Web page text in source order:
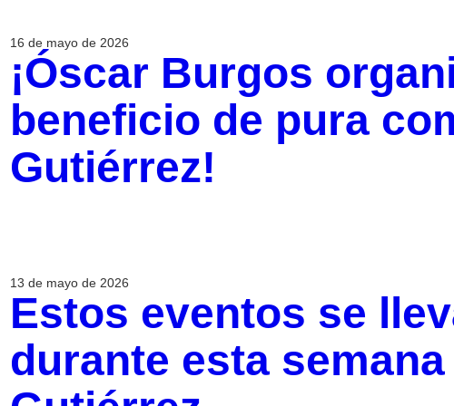
16 de mayo de 2026
¡Óscar Burgos
beneficio de pura
Gutiérrez!
13 de mayo de 2026
Estos eventos se
durante esta